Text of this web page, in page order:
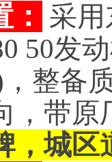
采
50发
，整备
，带
，城区